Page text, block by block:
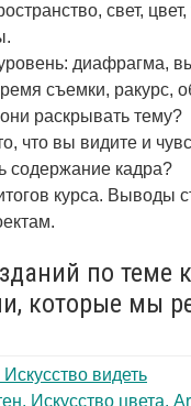
свет, цвет,
диафрагма,
съемки, ракурс,
раскрывать тему?
что вы видите и
содержание кадра?
курса. Выводы
по теме
которые мы
видеть
Искусство цвета.